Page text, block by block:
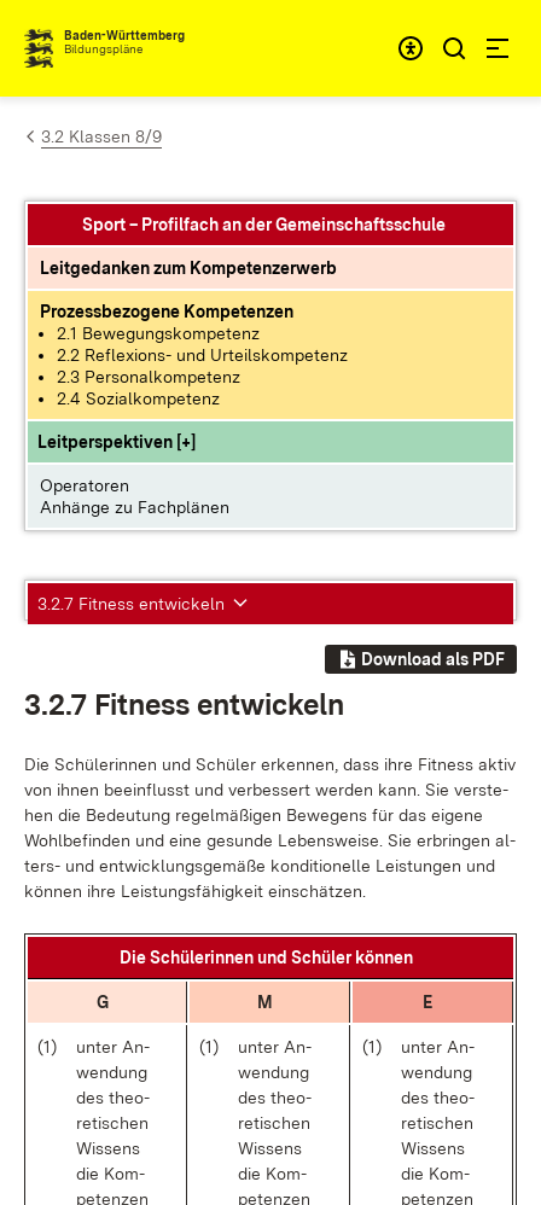
Zum Inhalt springen
Baden-Württemberg
Bildungspläne
3.2 Klassen 8/9
Sport – Profilfach an der Gemeinschaftsschule
Leitgedanken zum Kompetenzerwerb
Prozessbezogene Kompetenzen
2.1 Bewegungskompetenz
2.2 Reflexions- und Urteilskompetenz
2.3 Personalkompetenz
2.4 Sozialkompetenz
Leitperspektiven [+]
Operatoren
Anhänge zu Fachplänen
3.2.7 Fitness entwickeln
Download als PDF
3.2.7 Fit­ness ent­wi­ckeln
Die Schü­le­rin­nen und Schü­ler er­ken­nen, dass ih­re Fit­ness ak­tiv
von ih­nen be­ein­flusst und ver­bes­sert wer­den kann. Sie ver­ste­
hen die Be­deu­tung re­gel­mä­ßi­gen Be­we­gens für das ei­ge­ne
Wohl­be­fin­den und ei­ne ge­sun­de Le­bens­wei­se. Sie er­brin­gen al­
ters- und ent­wick­lungs­ge­mä­ße kon­di­tio­nel­le Leis­tun­gen und
kön­nen ih­re Leis­tungs­fä­hig­keit ein­schät­zen.
Die Schü­le­rin­nen und Schü­ler kön­nen
G M E
(1)
un­ter An­
wen­dung
des theo­
re­ti­schen
Wis­sens
die Kom­
pe­ten­zen
(1)
un­ter An­
wen­dung
des theo­
re­ti­schen
Wis­sens
die Kom­
pe­ten­zen
(1)
un­ter An­
wen­dung
des theo­
re­ti­schen
Wis­sens
die Kom­
pe­ten­zen